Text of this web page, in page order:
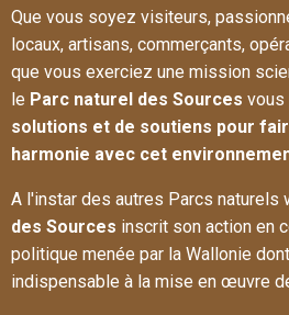
Que vous soyez visiteurs,
locaux, artisans, commerçants,
que vous exerciez une mission
le Parc naturel des Sources vous
solutions et de soutiens pour
harmonie avec cet
A l'instar des autres Parcs naturels
des Sources inscrit son action en
politique menée par la Wallonie
indispensable à la mise en œuvre